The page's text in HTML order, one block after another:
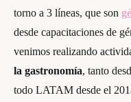
torno a 3 líneas, que son
desde capacitaciones de
venimos realizando
la gastronomía, tanto
todo LATAM desde el